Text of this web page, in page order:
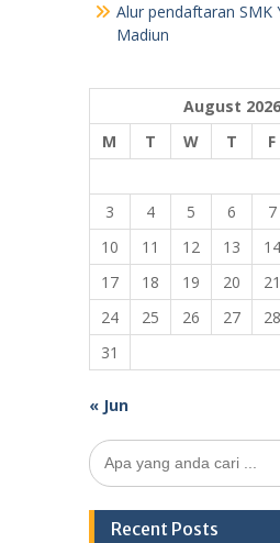
Alur pendaftaran SMK
Madiun
August 2026
M
T W T F
3
4 5 6 7
10
11 12 13 14
17
18 19 20 21
24
25 26 27 28
31
« Jun
Search
for:
Recent Posts